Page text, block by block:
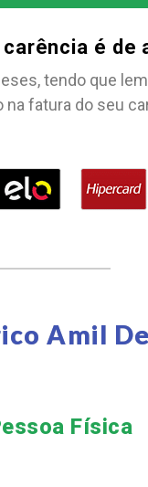
carência é de
tendo que
na fatura do seu
Amil
Física​